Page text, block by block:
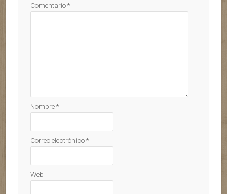
Comentario*
Nombre*
Correo electrónico*
Web